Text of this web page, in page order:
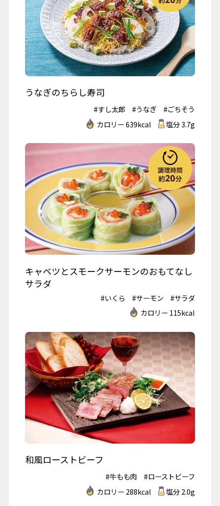
うなぎのちらし寿司
#すし太郎 #うなぎ
#ごちそう
カロリー 639kcal
塩分 3.7g
キャベツとスモークサーモンのおもてなし
サラダ
#いくら #サーモン
#サラダ
カロリー 115kcal
和風ローストビーフ
#牛もも肉
#ローストビーフ
カロリー 288kcal
塩分 2.0g